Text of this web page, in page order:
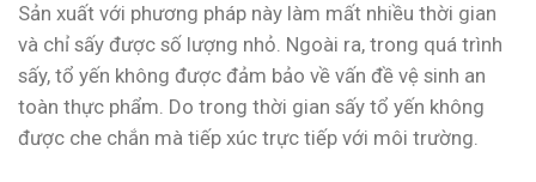
Sản xuất với phương pháp này làm mất nhiều thời gian
và chỉ sấy được số lượng nhỏ. Ngoài ra, trong quá trình
sấy, tổ yến không được đảm bảo về vấn đề vệ sinh an
toàn thực phẩm. Do trong thời gian sấy tổ yến không
được che chắn mà tiếp xúc trực tiếp với môi trường.